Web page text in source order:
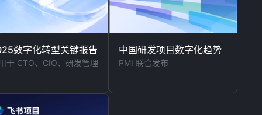
数字化转型关键报告
于 CTO、CIO、研发管理
中国研发项目数字化趋势
PMI 联合发布